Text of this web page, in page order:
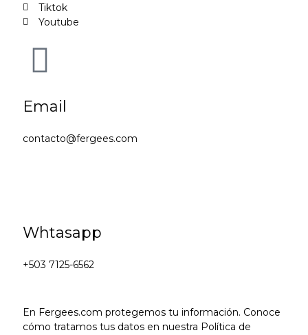
Tiktok
Youtube
Email
contacto@fergees.com
Whtasapp
+503 7125-6562
En Fergees.com protegemos tu información. Conoce
cómo tratamos tus datos en nuestra Política de